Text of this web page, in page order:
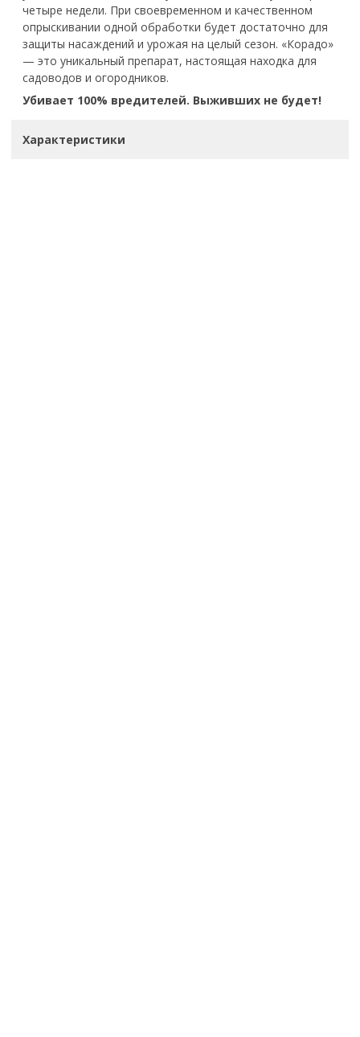
четыре недели. При своевременном и качественном
опрыскивании одной обработки будет достаточно для
защиты насаждений и урожая на целый сезон. «Корадо»
— это уникальный препарат, настоящая находка для
садоводов и огородников.
Убивает 100% вредителей. Выживших не будет!
Характеристики